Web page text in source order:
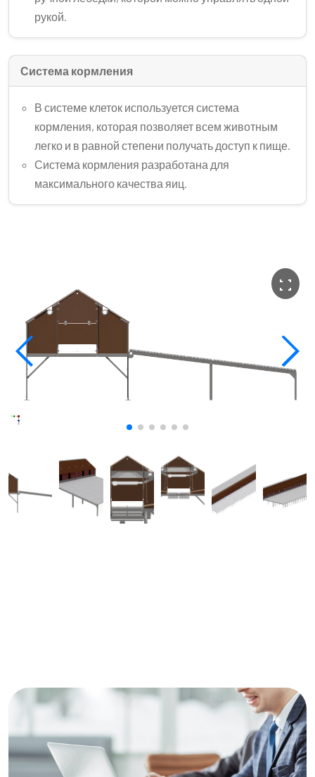
рукой.
Система кормления
В системе клеток используется система
кормления, которая позволяет всем животным
легко и в равной степени получать доступ к пище.
Система кормления разработана для
максимального качества яиц.